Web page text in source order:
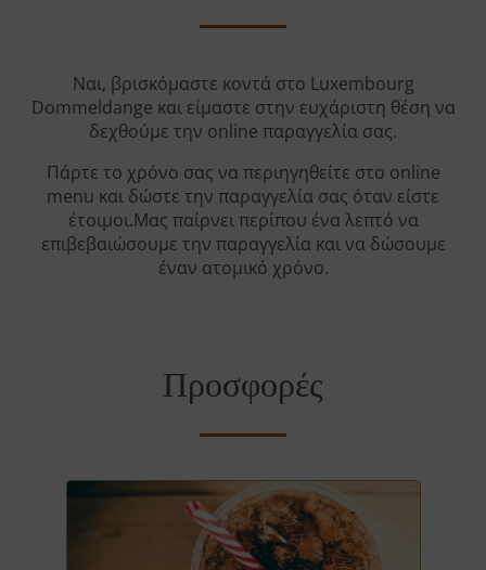
Ναι, βρισκόμαστε κοντά στο Luxembourg
Dommeldange και είμαστε στην ευχάριστη θέση να
δεχθούμε την online παραγγελία σας.
Πάρτε το χρόνο σας να περιηγηθείτε στο online
menu και δώστε την παραγγελία σας όταν είστε
έτοιμοι.Μας παίρνει περίπου ένα λεπτό να
επιβεβαιώσουμε την παραγγελία και να δώσουμε
έναν ατομικό χρόνο.
Προσφορές